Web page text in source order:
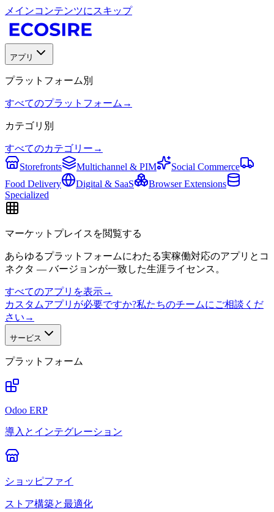
メインコンテンツにスキップ
アプリ
プラットフォーム別
すべてのプラットフォーム →
カテゴリ別
すべてのカテゴリー →
Storefronts
Multichannel & PIM
Social Commerce
Food Delivery
Digital & SaaS
Browser Extensions
Specialized
マーケットプレイスを閲覧する
あらゆるプラットフォームにわたる実稼働対応のアプリとコ
ネクタ — バージョンが一致した生涯ライセンス。
すべてのアプリを表示→
カスタムアプリが必要ですか?私たちのチームにご相談くだ
さい →
サービス
プラットフォーム
Odoo ERP
導入とインテグレーション
ショッピファイ
ストア構築と最適化